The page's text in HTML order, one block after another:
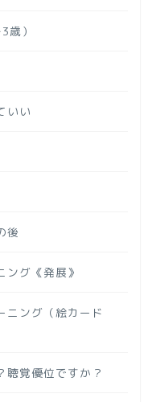
歳）
いい
後
ング《発展》
ニング（絵カード
聴覚優位ですか？